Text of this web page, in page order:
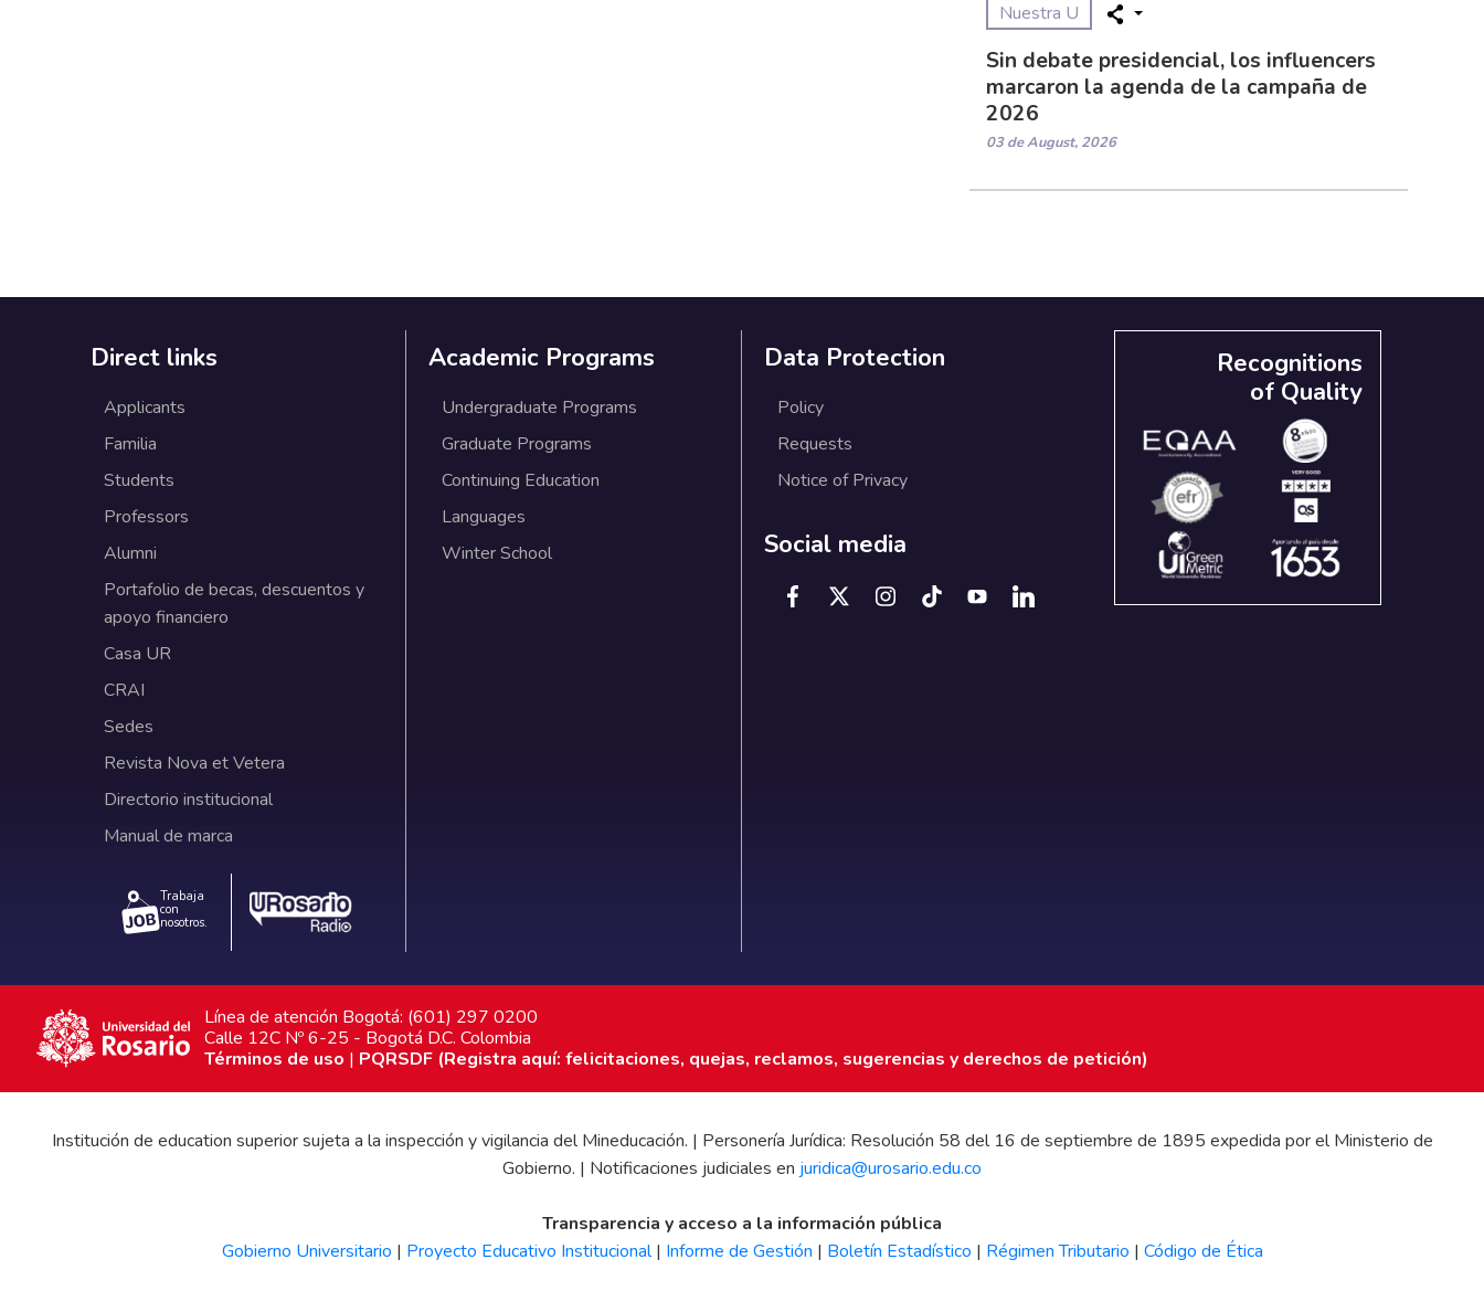
Nuestra U
Sin debate presidencial, los influencers
marcaron la agenda de la campaña de
2026
03 de August, 2026
Direct links
Applicants
Familia
Students
Professors
Alumni
Portafolio de becas, descuentos y
apoyo financiero
Casa UR
CRAI
Sedes
Revista Nova et Vetera
Directorio institucional
Manual de marca
Trabaja
con
nosotros.
Academic Programs
Undergraduate Programs
Graduate Programs
Continuing Education
Languages
Winter School
Data Protection
Policy
Requests
Notice of Privacy
Social media
Recognitions
of Quality
Línea de atención Bogotá: (601) 297 0200
Calle 12C Nº 6-25 - Bogotá D.C. Colombia
Términos de uso | PQRSDF (Registra aquí: felicitaciones, quejas, reclamos, sugerencias y derechos de petición)
Institución de education superior sujeta a la inspección y vigilancia del Mineducación. | Personería Jurídica: Resolución 58 del 16 de septiembre de 1895 expedida por el Ministerio de
Gobierno. | Notificaciones judiciales en juridica@urosario.edu.co
Transparencia y acceso a la información pública
Gobierno Universitario | Proyecto Educativo Institucional| Informe de Gestión | Boletín Estadístico | Régimen Tributario | Código de Ética